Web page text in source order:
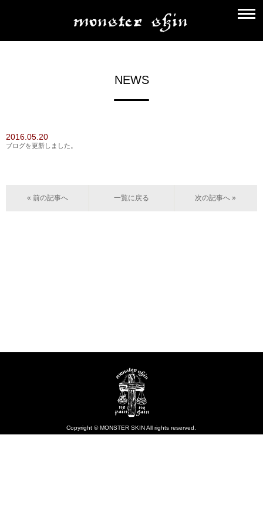
NEWS
2016.05.20
ブログを更新しました。
« 前の記事へ 一覧に戻る 次の記事へ »
Copyright © MONSTER SKIN All rights reserved.